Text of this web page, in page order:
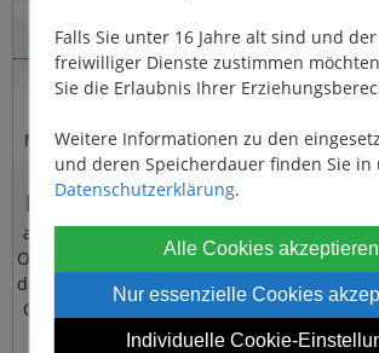
Falls Sie unter 16 Jahre alt sind und
freiwilliger Dienste zustimmen
Sie die Erlaubnis Ihrer
Weitere Informationen zu den
und deren Speicherdauer finden Sie in
Datenschutzerklärung.
Alle Cookies akzeptieren
Nur essenzielle Cookies
Individuelle Cookie-
Hinweise zur
Mit Google Maps können Sie bequem die
für Ihr Hausboot erkunden und
Routenvorschläge . So planen Sie
auf unserer Seite – mit einer interaktiven
Orientierung erleichtert und die
der Nutzung des Kartenmaterials werden
Cookies gesetzt, Ihre IP-Adresse
USA übertragen.